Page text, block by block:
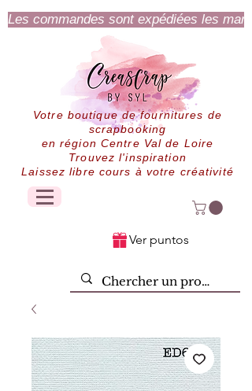
Les commandes sont expédiées les
Votre boutique de fournitures de
scrapbooking
en région Centre Val de Loire
Trouvez l'inspiration
Laissez libre cours à votre créativité
Ver puntos